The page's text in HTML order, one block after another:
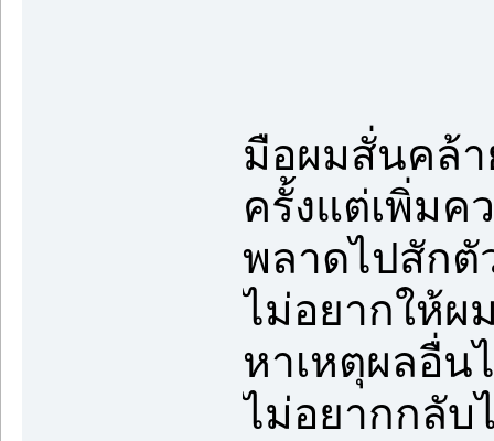
มือผมสั่นคล้า
ครั้งแต่เพิ่มค
พลาดไปสักตั
ไม่อยากให้ผ
หาเหตุผลอื่น
ไม่อยากกลับ